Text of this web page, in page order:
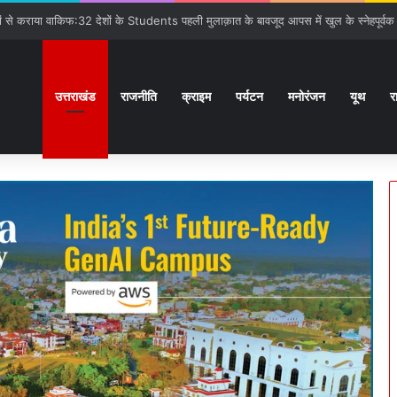
रेलवे स्टेशन पर रुकेगी अछनेरा-टनकपुर Express
उत्तराखंड राजनीति क्राइम पर्यटन मनोरंजन यूथ